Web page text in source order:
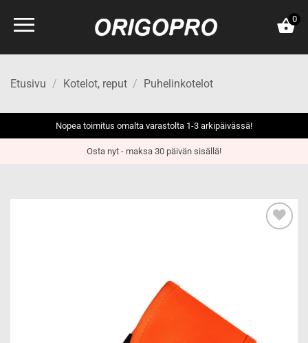
0
Etusivu / Kotelot, reput / Puhelinkotelot
Nopea toimitus omalta varastolta 1-3 arkipäivässä!
Osta nyt - maksa 30 päivän sisällä!